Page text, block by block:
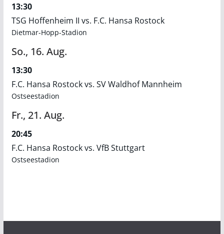
13:30
TSG Hoffenheim II vs. F.C. Hansa Rostock
Dietmar-Hopp-Stadion
So., 16. Aug.
13:30
F.C. Hansa Rostock vs. SV Waldhof Mannheim
Ostseestadion
Fr., 21. Aug.
20:45
F.C. Hansa Rostock vs. VfB Stuttgart
Ostseestadion